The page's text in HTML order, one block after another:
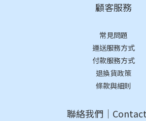
顧客服務
常見問題
運送服務方式
付款服務方式
退換貨政策
條款與細則
聯絡我們｜